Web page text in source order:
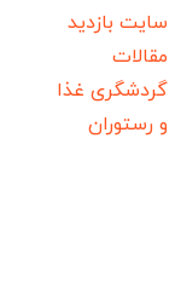
سایت بازدید
مقالات
گردشگری غذا
و رستوران